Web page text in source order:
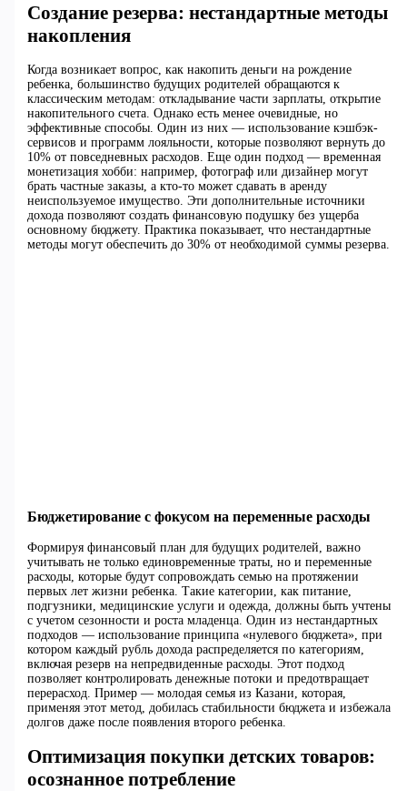
Создание резерва: нестандартные методы
накопления
Когда возникает вопрос, как накопить деньги на рождение
ребенка, большинство будущих родителей обращаются к
классическим методам: откладывание части зарплаты, открытие
накопительного счета. Однако есть менее очевидные, но
эффективные способы. Один из них — использование кэшбэк-
сервисов и программ лояльности, которые позволяют вернуть до
10% от повседневных расходов. Еще один подход — временная
монетизация хобби: например, фотограф или дизайнер могут
брать частные заказы, а кто-то может сдавать в аренду
неиспользуемое имущество. Эти дополнительные источники
дохода позволяют создать финансовую подушку без ущерба
основному бюджету. Практика показывает, что нестандартные
методы могут обеспечить до 30% от необходимой суммы резерва.
Бюджетирование с фокусом на переменные расходы
Формируя финансовый план для будущих родителей, важно
учитывать не только единовременные траты, но и переменные
расходы, которые будут сопровождать семью на протяжении
первых лет жизни ребенка. Такие категории, как питание,
подгузники, медицинские услуги и одежда, должны быть учтены
с учетом сезонности и роста младенца. Один из нестандартных
подходов — использование принципа «нулевого бюджета», при
котором каждый рубль дохода распределяется по категориям,
включая резерв на непредвиденные расходы. Этот подход
позволяет контролировать денежные потоки и предотвращает
перерасход. Пример — молодая семья из Казани, которая,
применяя этот метод, добилась стабильности бюджета и избежала
долгов даже после появления второго ребенка.
Оптимизация покупки детских товаров:
осознанное потребление